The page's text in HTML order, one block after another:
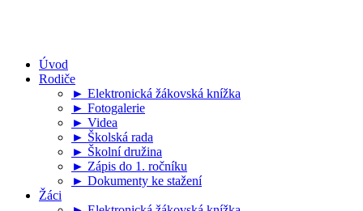
Úvod
Rodiče
► Elektronická žákovská knížka
► Fotogalerie
► Videa
► Školská rada
► Školní družina
► Zápis do 1. ročníku
► Dokumenty ke stažení
Žáci